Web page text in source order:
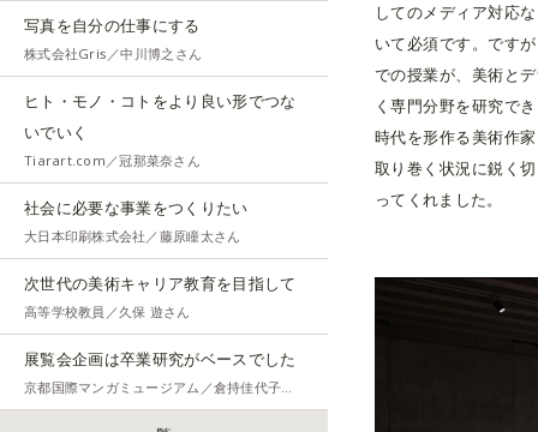
してのメディア対応
いて必須です。です
での授業が、美術と
く専門分野を研究で
時代を形作る美術作
取り巻く状況に鋭く
ってくれました。
写真を自分の仕事にする
株式会社Gris／中川博之さん
ヒト・モノ・コトをより良い形でつな
いでいく
Tiarart.com／冠那菜奈さん
社会に必要な事業をつくりたい
大日本印刷株式会社／藤原瞳太さん
次世代の美術キャリア教育を目指して
高等学校教員／久保 遊さん
展覧会企画は卒業研究がベースでした
京都国際マンガミュージアム／倉持佳代子さん